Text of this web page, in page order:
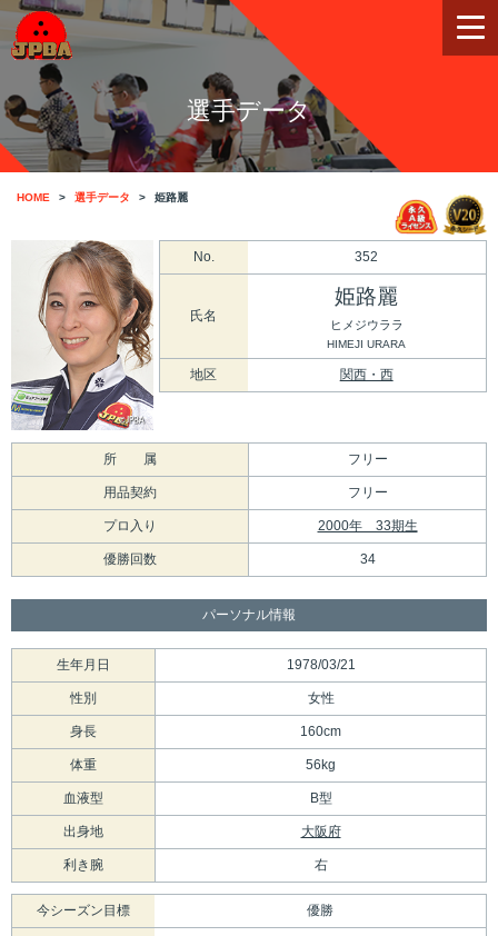
選手データ
HOME 選手データ 姫路麗
No. 352
氏名
姫路麗
ヒメジウララ
HIMEJI URARA
地区 関西・西
所 属 フリー
用品契約 フリー
プロ入り 2000年 33期生
優勝回数 34
パーソナル情報
生年月日 1978/03/21
性別 女性
身長 160cm
体重 56kg
血液型 B型
出身地 大阪府
利き腕 右
今シーズン目標 優勝